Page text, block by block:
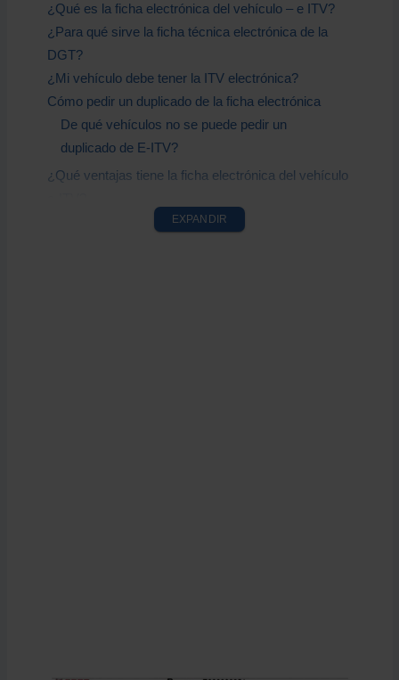
¿Qué es la ficha electrónica del vehículo – e ITV?
¿Para qué sirve la ficha técnica electrónica de la
DGT?
¿Mi vehículo debe tener la ITV electrónica?
Cómo pedir un duplicado de la ficha electrónica
De qué vehículos no se puede pedir un
duplicado de E-ITV?
¿Qué ventajas tiene la ficha electrónica del vehículo
¿Tiene algún inconveniente?
EXPANDIR